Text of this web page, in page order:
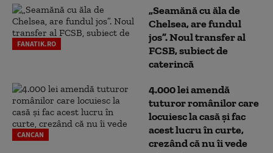
FANATIK.RO
„Seamănă cu ăla de
Chelsea, are fundul
jos”. Noul transfer al
FCSB, subiect de
caterincă
CANCAN
4.000 lei amendă
tuturor românilor care
locuiesc la casă și fac
acest lucru în curte,
crezând că nu îi vede